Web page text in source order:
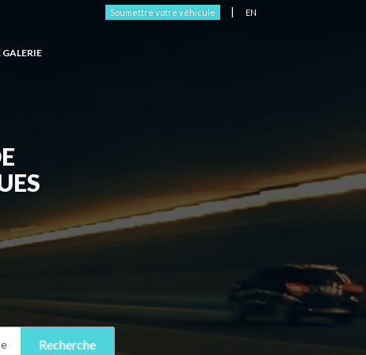
Soumettre votre véhicule | EN